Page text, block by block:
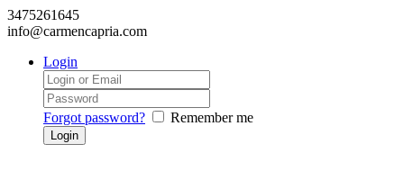
3475261645
info@carmencapria.com
Login
Forgot password? Remember me